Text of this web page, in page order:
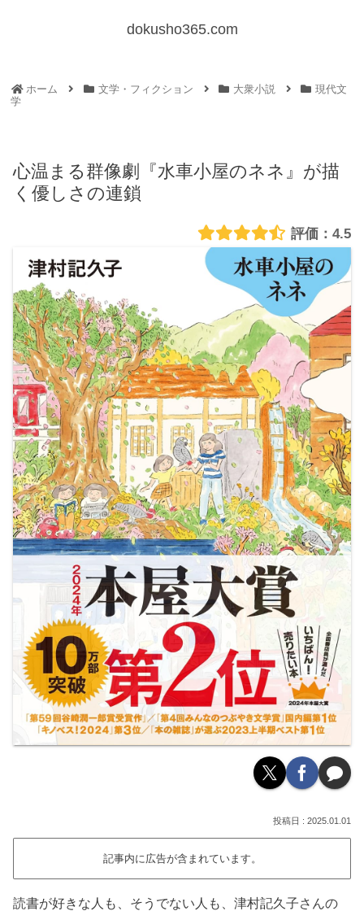
dokusho365.com
ホーム 文学・フィクション 大衆小説
現代文
学
心温まる群像劇『水車小屋のネネ』が描
く優しさの連鎖
4.5
2025.01.01
記事内に広告が含まれています。
読書が好きな人も、そうでない人も、津村記久子さんの